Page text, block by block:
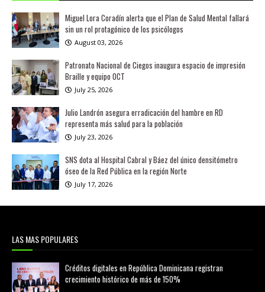
Miguel Lora Coradín alerta que el Plan de Salud Mental fallará
sin un rol protagónico de los psicólogos
August 03, 2026
Patronato Nacional de Ciegos inaugura espacio de impresión
Braille y equipo OCT
July 25, 2026
Julio Landrón asegura erradicación del hambre en RD
representa más salud para la población
July 23, 2026
SNS dota al Hospital Cabral y Báez del único densitómetro
óseo de la Red Pública en la región Norte
July 17, 2026
LAS MAS POPULARES
Créditos digitales en República Dominicana registran
crecimiento histórico de más de 150%